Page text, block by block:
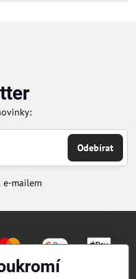
Odebírat
mailem